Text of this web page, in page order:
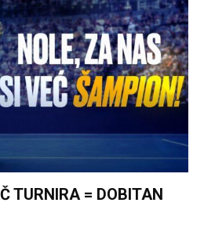
TURNIRA = DOBITAN